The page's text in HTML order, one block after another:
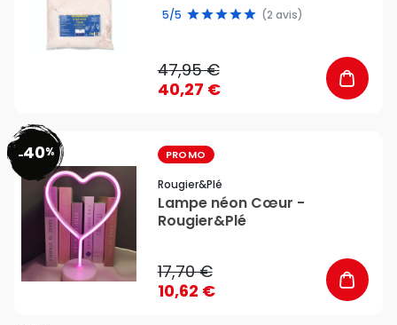
5/5 (2 avis)
47,95 €
40,27 €
-40% PROMO
Rougier&plé
Lampe néon Cœur -
Rougier&Plé
17,70 €
10,62 €